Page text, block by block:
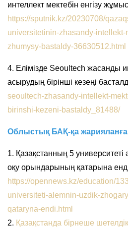
интеллект мектебін енгізу
https://sputnik.kz/20230708/
universitetinin-zhasandy-
zhumysy-bastaldy-36630512.html
4. Елімізде Seoultech жасанды
асырудың бірінші кезеңі
seoultech-zhasandy-intellekt-
birinshi-kezeni-bastaldy_81488/
Облыстық БАҚ-қа
1. Қазақстанның 5 университеті
оқу орындарының қатарына
https://opennews.kz/education/
universiteti-alemnin-uzdik-
qataryna-endi.html
2. Қазақстанда бірнеше